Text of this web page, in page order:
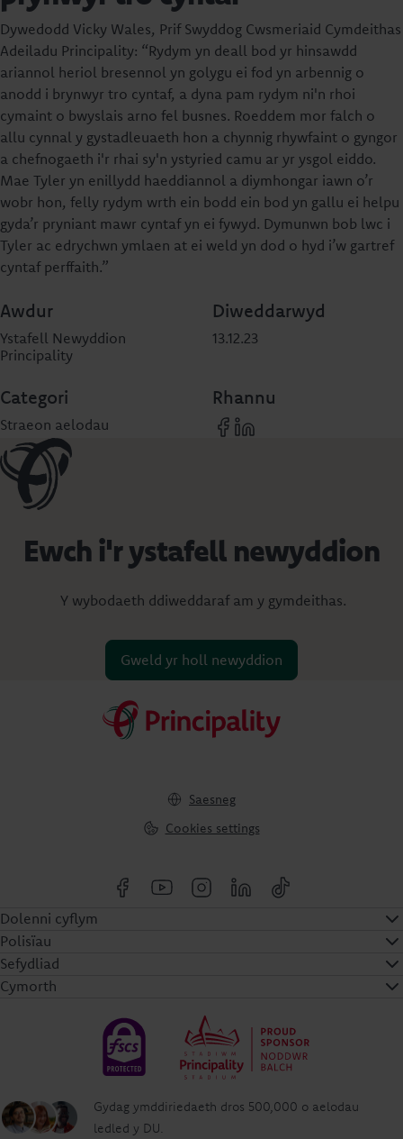
Dywedodd Vicky Wales, Prif Swyddog Cwsmeriaid Cymdeithas
Adeiladu Principality: “Rydym yn deall bod yr hinsawdd
ariannol heriol bresennol yn golygu ei fod yn arbennig o
anodd i brynwyr tro cyntaf, a dyna pam rydym ni'n rhoi
cymaint o bwyslais arno fel busnes. Roeddem mor falch o
allu cynnal y gystadleuaeth hon a chynnig rhywfaint o gyngor
a chefnogaeth i'r rhai sy'n ystyried camu ar yr ysgol eiddo.
Mae Tyler yn enillydd haeddiannol a diymhongar iawn o’r
wobr hon, felly rydym wrth ein bodd ein bod yn gallu ei helpu
gyda’r pryniant mawr cyntaf yn ei fywyd. Dymunwn bob lwc i
Tyler ac edrychwn ymlaen at ei weld yn dod o hyd i’w gartref
cyntaf perffaith.”
Awdur
Ystafell Newyddion
Principality
Diweddarwyd
13.12.23
Categori
Straeon aelodau
Rhannu
Ewch i'r ystafell newyddion
Y wybodaeth ddiweddaraf am y gymdeithas.
Gweld yr holl newyddion
Saesneg
Cookies settings
Dolenni cyflym
Polisïau
Sefydliad
Cymorth
Gydag ymddiriedaeth dros 500,000 o aelodau
ledled y DU.